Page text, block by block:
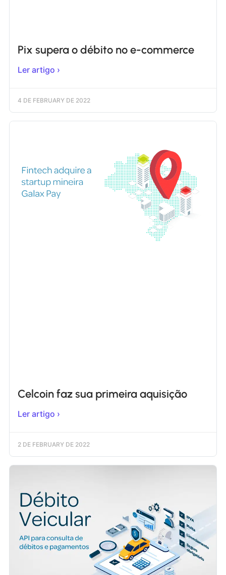
Pix supera o débito no e-commerce
Ler artigo ›
4 DE FEBRUARY DE 2022
Celcoin faz sua primeira aquisição
Ler artigo ›
2 DE FEBRUARY DE 2022